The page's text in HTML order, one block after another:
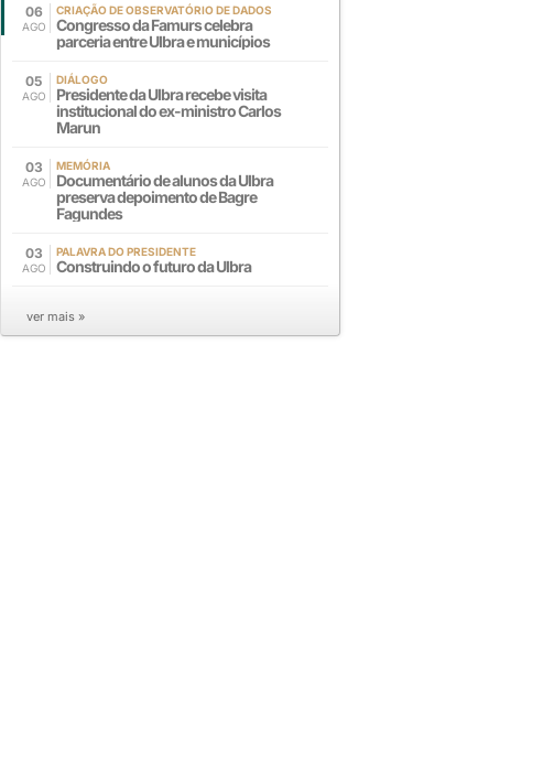
06
AGO
CRIAÇÃO DE OBSERVATÓRIO DE DADOS
Congresso da Famurs celebra
parceria entre Ulbra e municípios
05
AGO
DIÁLOGO
Presidente da Ulbra recebe visita
institucional do ex-ministro Carlos
Marun
03
AGO
MEMÓRIA
Documentário de alunos da Ulbra
preserva depoimento de Bagre
Fagundes
03
AGO
PALAVRA DO PRESIDENTE
Construindo o futuro da Ulbra
ver mais »